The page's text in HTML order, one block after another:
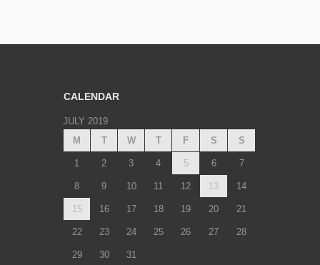
CALENDAR
JULY 2019
M
T W T F S S
1 2 3 4 5 6 7
8 9 10 11 12 13 14
15 16 17 18 19 20 21
22 23 24 25 26 27 28
29 30
31